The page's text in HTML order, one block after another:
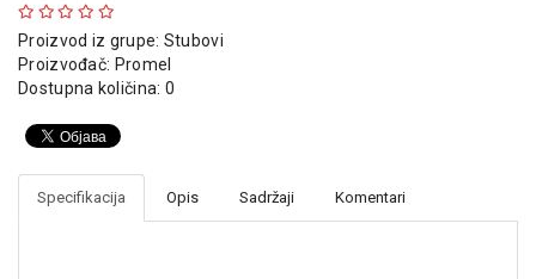
kontrola
osvetljenja
oprema
Proizvod iz grupe: Stubovi
Proizvođač: Promel
Dostupna količina: 0
Specifikacija Opis Sadržaji Komentari